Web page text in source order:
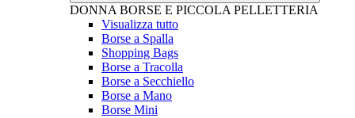
DONNA BORSE E PICCOLA PELLETTERIA
Visualizza tutto
Borse a Spalla
Shopping Bags
Borse a Tracolla
Borse a Secchiello
Borse a Mano
Borse Mini